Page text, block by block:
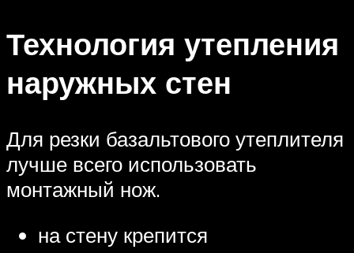
Технология утепления
наружных стен
Для резки базальтового утеплителя
лучше всего использовать
монтажный нож.
на стену крепится